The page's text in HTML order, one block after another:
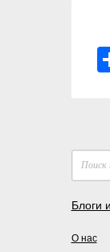
Блоги
О нас